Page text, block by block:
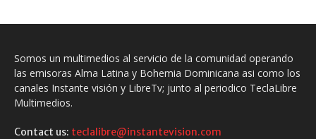
Somos un multimedios al servicio de la comunidad operando
las emisoras Alma Latina y Bohemia Dominicana asi como los
canales Instante visión y LibreTv; junto al periodico TeclaLibre
Multimedios.
Contact us: teclalibre@instantevision.com